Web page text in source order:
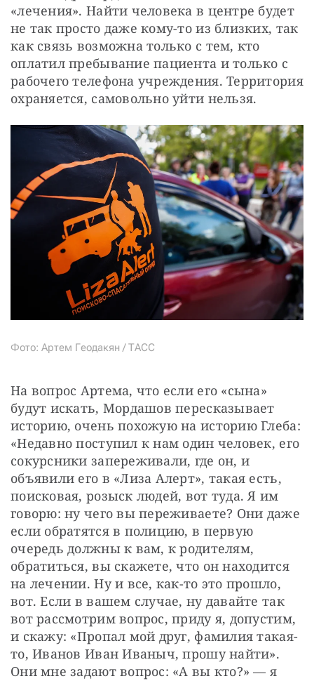
«лечения». Найти человека в центре будет
не так просто даже кому-то из близких, так
как связь возможна только с тем, кто
оплатил пребывание пациента и только с
рабочего телефона учреждения. Территория
охраняется, самовольно уйти нельзя.
Фото: Артем Геодакян / ТАСС
На вопрос Артема, что если его «сына»
будут искать, Мордашов пересказывает
историю, очень похожую на историю Глеба:
«Недавно поступил к нам один человек, его
сокурсники запереживали, где он, и
объявили его в «Лиза Алерт», такая есть,
поисковая, розыск людей, вот туда. Я им
говорю: ну чего вы переживаете? Они даже
если обратятся в полицию, в первую
очередь должны к вам, к родителям,
обратиться, вы скажете, что он находится
на лечении. Ну и все, как-то это прошло,
вот. Если в вашем случае, ну давайте так
вот рассмотрим вопрос, приду я, допустим,
и скажу: «Пропал мой друг, фамилия такая-
то, Иванов Иван Иваныч, прошу найти».
Они мне задают вопрос: «А вы кто?» — я